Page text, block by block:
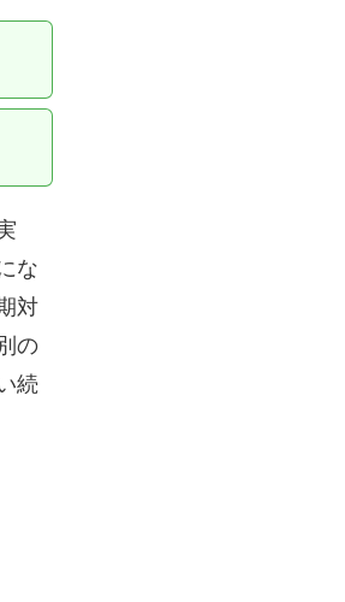
な
対
の
続